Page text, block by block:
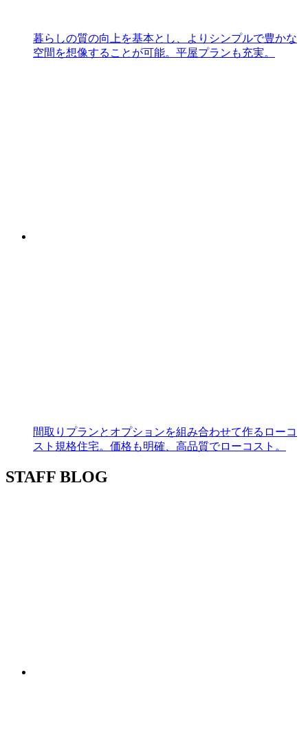
暮らしの質の向上を基本とし、よりシンプルで豊かな
空間を想像することが可能。平屋プランも充実。
間取りプランとオプションを組み合わせて作るローコ
スト規格住宅。価格も明確、高品質でローコスト。
STAFF BLOG